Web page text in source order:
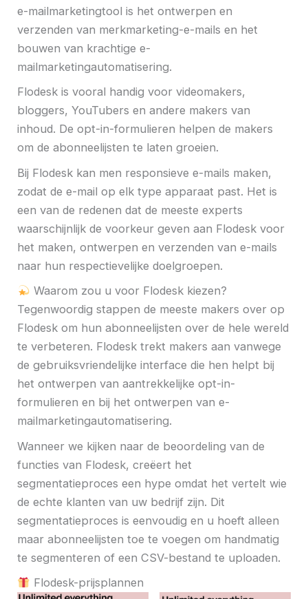
e-mailmarketingtool is het ontwerpen en
verzenden van merkmarketing-e-mails en het
bouwen van krachtige e-
mailmarketingautomatisering.
Flodesk is vooral handig voor videomakers,
bloggers, YouTubers en andere makers van
inhoud. De opt-in-formulieren helpen de makers
om de abonneelijsten te laten groeien.
Bij Flodesk kan men responsieve e-mails maken,
zodat de e-mail op elk type apparaat past. Het is
een van de redenen dat de meeste experts
waarschijnlijk de voorkeur geven aan Flodesk voor
het maken, ontwerpen en verzenden van e-mails
naar hun respectievelijke doelgroepen.
Waarom zou u voor Flodesk kiezen?
Tegenwoordig stappen de meeste makers over op
Flodesk om hun abonneelijsten over de hele wereld
te verbeteren. Flodesk trekt makers aan vanwege
de gebruiksvriendelijke interface die hen helpt bij
het ontwerpen van aantrekkelijke opt-in-
formulieren en bij het ontwerpen van e-
mailmarketingautomatisering.
Wanneer we kijken naar de beoordeling van de
functies van Flodesk, creëert het
segmentatieproces een hype omdat het vertelt wie
de echte klanten van uw bedrijf zijn. Dit
segmentatieproces is eenvoudig en u hoeft alleen
maar abonneelijsten toe te voegen om handmatig
te segmenteren of een CSV-bestand te uploaden.
Flodesk-prijsplannen